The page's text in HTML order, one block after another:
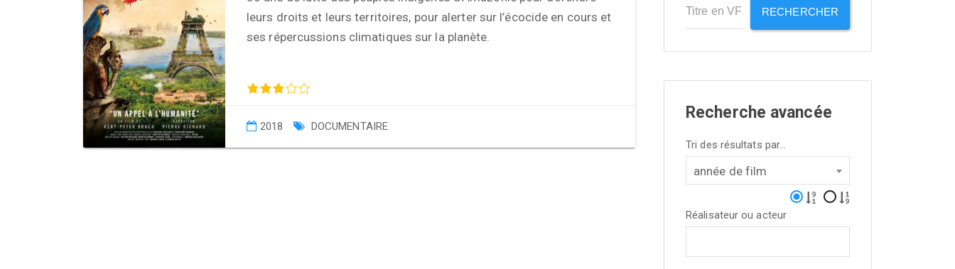
leurs droits et leurs territoires, pour alerter sur l’écocide en cours et
ses répercussions climatiques sur la planète.
2018 DOCUMENTAIRE
RECHERCHER
Recherche avancée
Tri des résultats par...
année de film
Réalisateur ou acteur